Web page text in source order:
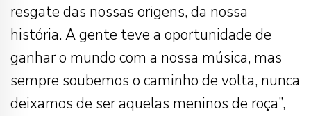
resgate das nossas origens, da nossa
história. A gente teve a oportunidade de
ganhar o mundo com a nossa música, mas
sempre soubemos o caminho de volta, nunca
deixamos de ser aquelas meninos de roça”,